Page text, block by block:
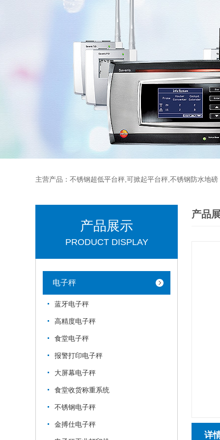
主营产品：不锈钢超低平台秤,可掀起平台秤,不锈钢防水地磅
产品展示
PRODUCT DISPLAY
电子秤
蓝牙电子秤
高精度电子秤
食堂电子秤
报警打印电子秤
大屏幕电子秤
食堂收货称重系统
不锈钢电子秤
金搏仕电子秤
产品
详